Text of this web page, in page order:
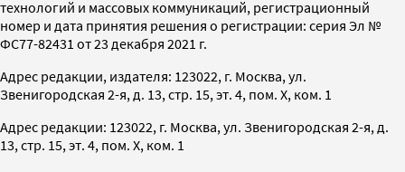
технологий и массовых коммуникаций, регистрационный
номер и дата принятия решения о регистрации: серия Эл №
ФС77-82431 от 23 декабря 2021 г.
Адрес редакции, издателя: 123022, г. Москва, ул.
Звенигородская 2-я, д. 13, стр. 15, эт. 4, пом. X, ком. 1
Адрес редакции: 123022, г. Москва, ул. Звенигородская 2-я, д.
13, стр. 15, эт. 4, пом. X, ком. 1